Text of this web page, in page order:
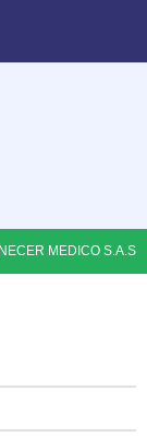
MEDICO S.A.S